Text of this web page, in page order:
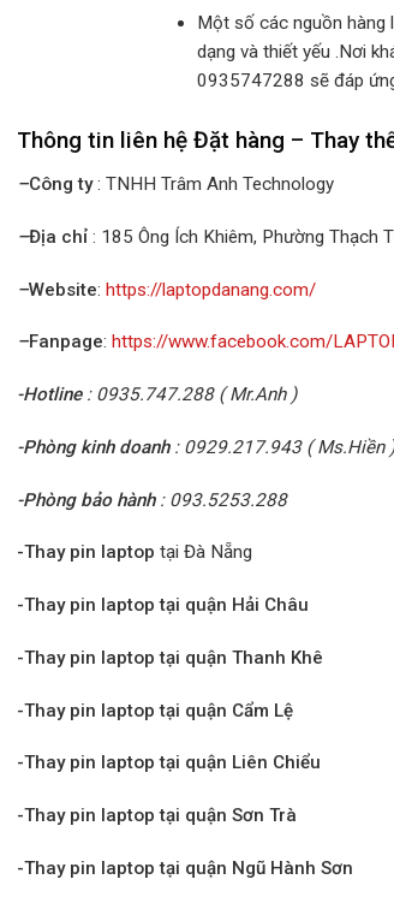
Một số các nguồn hàng
dạng và thiết yếu .Nơi
0935747288 sẽ đáp
Thông tin liên hệ Đặt hàng – Thay
–Công ty: TNHH Trâm Anh Technology
–Địa chỉ : 185 Ông Ích Khiêm, Phường Thạch
–Website: https://laptopdanang.com/
–Fanpage: https://www.facebook.com/
-Hotline: 0935.747.288 ( Mr.Anh )
-Phòng kinh doanh: 0929.217.943 ( Ms.Hiền )
-Phòng bảo hành: 093.5253.288
-Thay pin laptop tại Đà Nẵng
-Thay pin laptop tại quận Hải Châu
-Thay pin laptop tại quận Thanh Khê
-Thay pin laptop tại quận Cẩm Lệ
-Thay pin laptop tại quận Liên Chiểu
-Thay pin laptop tại quận Sơn Trà
-Thay pin laptop tại quận Ngũ Hành Sơn